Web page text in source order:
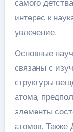
самого
интерес к
увлечение.
Основные
связаны с
структуры
атома,
элементы
атомов. Также